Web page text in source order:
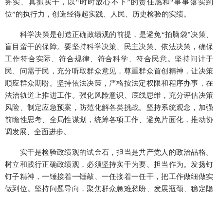
务实、真抓实干，以“时时放心不下”的责任感和“事事落实到
位”的执行力，创造经得起实践、人民、历史检验的实绩。
科学决策是创造正确政绩观的前提，是避免“拍脑袋”决策、
盲目蛮干的保障。要坚持科学决策、民主决策、依法决策，确保
工作符合实际、符合规律、符合科学、符合民意。坚持问计于
民、问需于民，充分听取群众意见，尊重群众首创精神，让决策
顺应群众期盼。坚持依法决策，严格按法定权限和程序办事，在
法治轨道上推进工作。强化风险意识、底线思维，充分评估决策
风险、制定应急预案，防范化解各类挑战。坚持系统观念，加强
前瞻性思考、全局性谋划，统筹各项工作、避免片面化，推动协
调发展、全面进步。
实干是检验政绩观的试金石，担当是共产党人的政治品格。
树立和践行正确政绩观，必须坚持实干为要、担当作为。发扬钉
钉子精神，一锤接着一锤敲、一任接着一任干，把工作做细做实
做到位。坚持问题导向，聚焦群众急难愁盼、发展瓶颈、稳定隐